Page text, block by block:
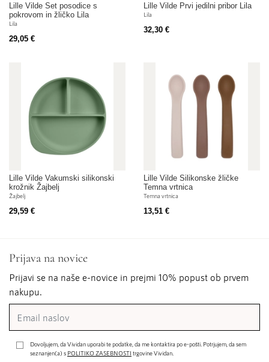
Lille Vilde Set posodice s
pokrovom in žličko Lila
Lila
29,05 €
Lille Vilde Prvi jedilni pribor Lila
Lila
32,30 €
Lille Vilde Vakumski silikonski
krožnik Žajbelj
Žajbelj
29,59 €
Lille Vilde Silikonske žličke
Temna vrtnica
Temna vrtnica
13,51 €
Prijava na novice
Prijavi se na naše e-novice in prejmi 10% popust ob prvem
nakupu.
Dovoljujem, da Vividan uporabi te podatke, da me kontaktira po e-pošti. Potrjujem, da sem
seznanjen(a) s POLITIKO ZASEBNOSTI trgovine Vividan.